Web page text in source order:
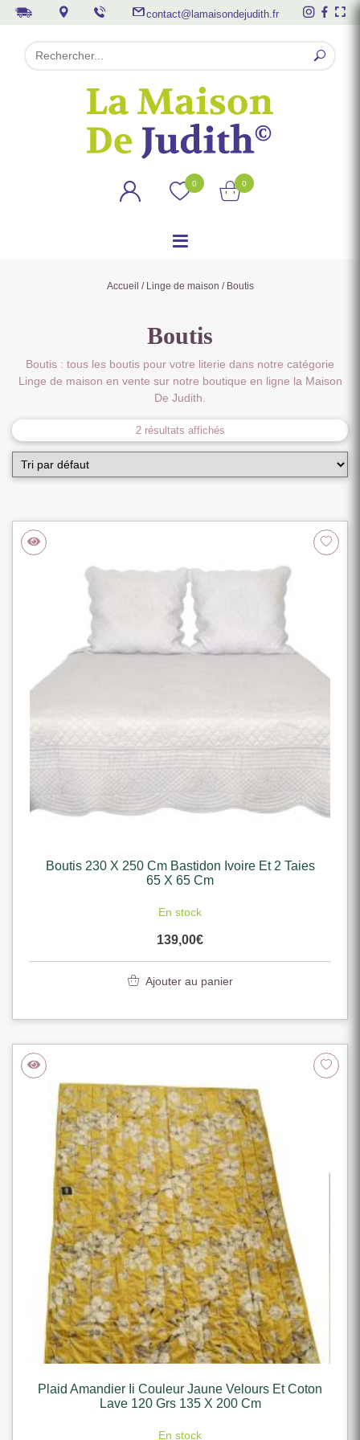
contact@lamaisondejudith.fr
0 0
Accueil / Linge de maison / Boutis
Boutis
Boutis : tous les boutis pour votre literie dans notre catégorie
Linge de maison en vente sur notre boutique en ligne la Maison
De Judith.
2 résultats affichés
Boutis 230 X 250 Cm Bastidon Ivoire Et 2 Taies
65 X 65 Cm
En stock
139,00€
Ajouter au panier
Plaid Amandier Ii Couleur Jaune Velours Et Coton
Lave 120 Grs 135 X 200 Cm
En stock